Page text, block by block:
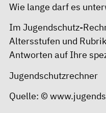
Wie lange darf es
Im Jugendschutz-
Altersstufen und
Antworten auf Ihre
Jugendschutzrechner
Quelle: ©